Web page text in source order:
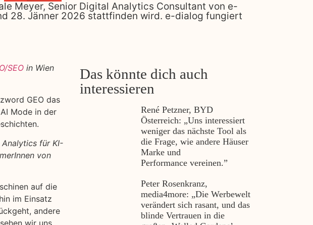
Meyer, Senior Digital Analytics Consultant von e-
28. Jänner 2026 stattfinden wird. e-dialog fungiert
SEO in Wien
GEO das
Mode in der
für KI-
von
auf die
im Einsatz
andere
Das könnte dich auch
interessieren
René Petzner, BYD
Österreich: „Uns interessiert
weniger das nächste Tool als
die Frage, wie andere Häuser
Marke und
Performance vereinen.”
Peter Rosenkranz,
media4more: „Die Werbewelt
verändert sich rasant, und das
blinde Vertrauen in die